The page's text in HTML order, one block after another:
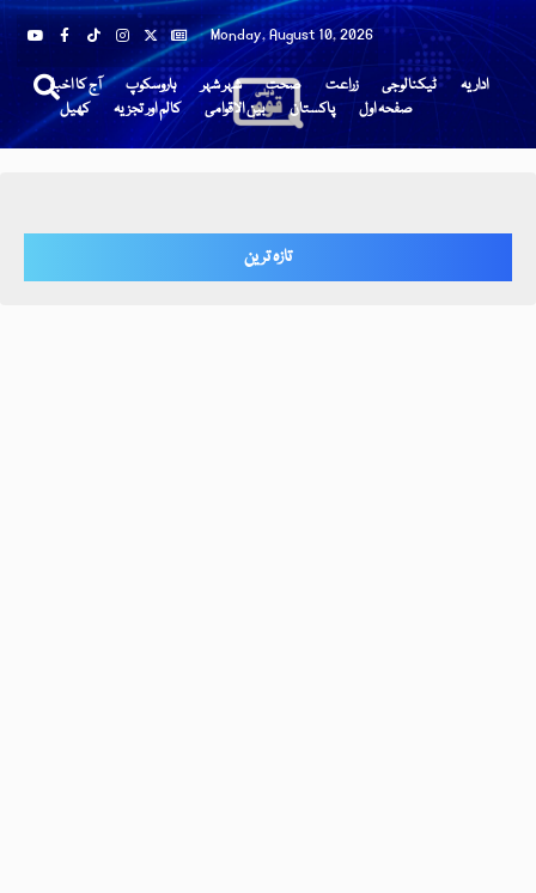
Monday, August 10, 2026
آج کا اخبار ہاروسکوپ شہر شہر صحت زراعت ٹیکنالوجی
اداریہ
کھیل
کالم اور تجزیہ بین الاقوامی پاکستان صفحہ اول
تازہ ترین